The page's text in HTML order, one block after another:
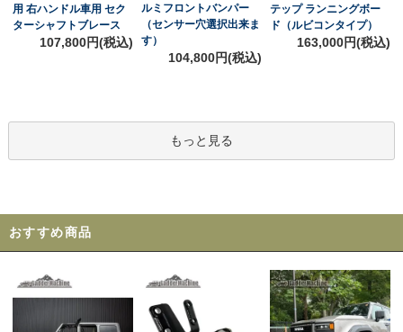
用 右ハンドル車用 セク
ターシャフトブレース
107,800円(税込)
ルミフロントバンパー
（センサー穴選択出来ま
す）
104,800円(税込)
テップ ランニングボー
ド（ルビコンタイプ）
163,000円(税込)
もっと見る
おすすめ商品